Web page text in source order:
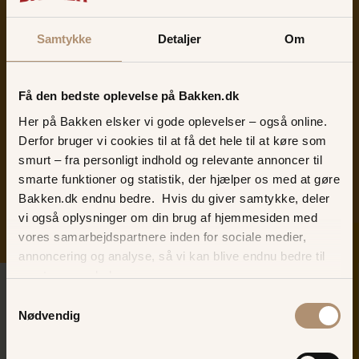
Samtykke Detaljer Om
Få den bedste oplevelse på Bakken.dk
Her på Bakken elsker vi gode oplevelser – også online.
Derfor bruger vi cookies til at få det hele til at køre som
smurt – fra personligt indhold og relevante annoncer til
smarte funktioner og statistik, der hjælper os med at gøre
Bakken.dk endnu bedre. Hvis du giver samtykke, deler
vi også oplysninger om din brug af hjemmesiden med
vores samarbejdspartnere inden for sociale medier,
annoncering og analyse, så vi kan blive endnu bedre til
næste gang, du besøger os.
Nødvendig
SKER I DAG
"Jeg går ind i det med krop og sjæl, fordi
Jeg glæder mig til at stå på scenen foran
børn og voksne. Her kan alle komme og
tage, hvad de har lyst til fra mine
forestillinger."
Pjerrot
BAKKEN